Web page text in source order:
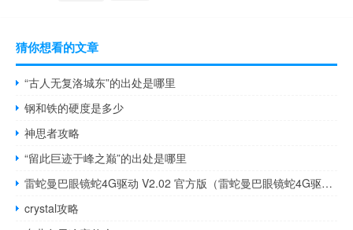
猜你想看的文章
“古人无复洛城东”的出处是哪里
钢和铁的硬度是多少
神思者攻略
“留此巨迹于峰之巅”的出处是哪里
雷蛇曼巴眼镜蛇4G驱动 V2.02 官方版（雷蛇曼巴眼镜蛇4G驱动 V2.02 官方版功能简介）
crystal攻略